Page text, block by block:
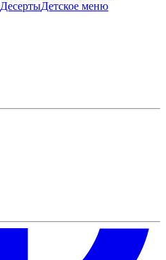
ДесертыДетское меню